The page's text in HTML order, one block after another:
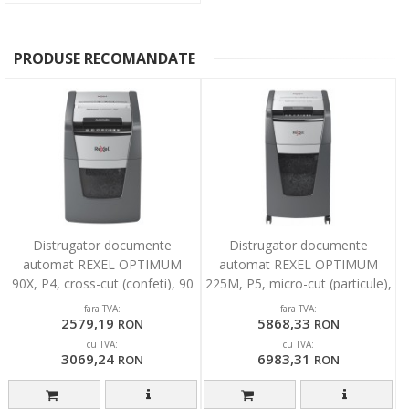
PRODUSE RECOMANDATE
Distrugator documente
automat REXEL OPTIMUM
90X, P4, cross-cut (confeti), 90
coli, cos 34l, negru-g
fara TVA:
2579,19 RON
cu TVA:
3069,24 RON
Distrugator documente
automat REXEL OPTIMUM
225M, P5, micro-cut (particule),
225 coli, cos 60l, negr
fara TVA:
5868,33 RON
cu TVA:
6983,31 RON